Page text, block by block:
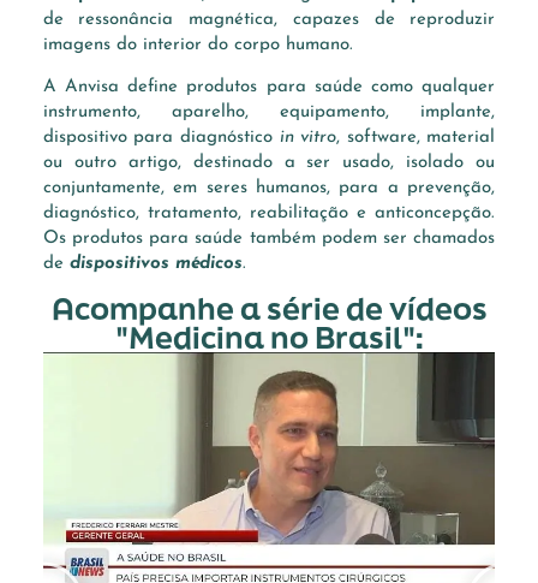
de ressonância magnética, capazes de reproduzir
imagens do interior do corpo humano.
A Anvisa define produtos para saúde como qualquer
instrumento, aparelho, equipamento, implante,
dispositivo para diagnóstico in vitro, software, material
ou outro artigo, destinado a ser usado, isolado ou
conjuntamente, em seres humanos, para a prevenção,
diagnóstico, tratamento, reabilitação e anticoncepção.
Os produtos para saúde também podem ser chamados
de dispositivos médicos.
Acompanhe a série de vídeos
"Medicina no Brasil":